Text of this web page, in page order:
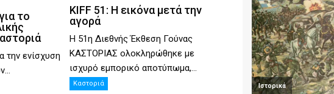
το
την ενίσχυση
KIFF 51: Η εικόνα μετά την
αγορά
Η 51η Διεθνής Έκθεση Γούνας
ΚΑΣΤΟΡΙΑΣ ολοκληρώθηκε με
ισχυρό εμπορικό αποτύπωμα,...
Καστοριά